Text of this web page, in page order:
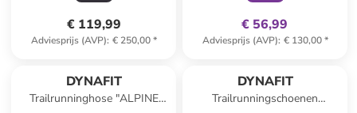
€ 119,99
Adviesprijs (AVP): € 250,00*
€ 56,99
Adviesprijs (AVP): € 130,00*
DYNAFIT
Trailrunninghose "ALPINE
DYNAFIT
Trailrunningschoenen